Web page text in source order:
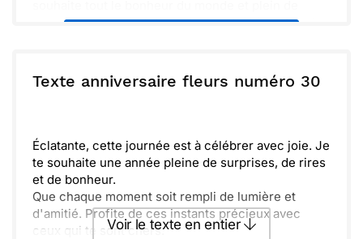
nouveaux rêves à réaliser. Amuse-toi bien et sache
ou : Copier Recevoir par mail
Texte anniversaire fleurs numéro 30
Éclatante, cette journée est à célébrer avec joie. Je
te souhaite une année pleine de surprises, de rires
et de bonheur.
Que chaque moment soit rempli de lumière et
d'amitié. Profite de ces instants précieux avec
ceux qui te sont chers.Voir le texte en entier